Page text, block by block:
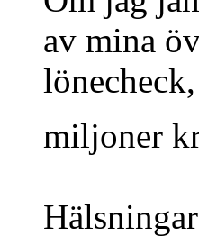
av mina
miljoner
Hälsningar